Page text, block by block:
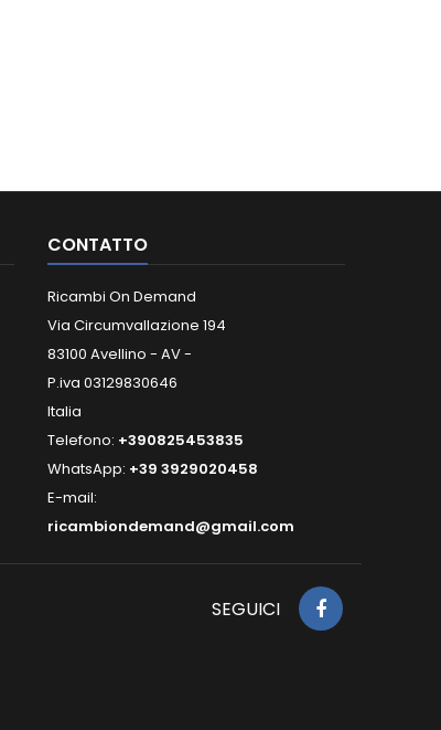
CONTATTO
Ricambi On Demand
Via Circumvallazione 194
83100 Avellino - AV -
P.iva 03129830646
Italia
Telefono: +390825453835
WhatsApp: +39 3929020458
E-mail:
ricambiondemand@gmail.com
SEGUICI